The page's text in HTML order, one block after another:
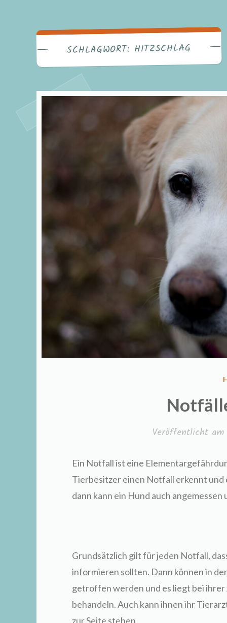
SCHLAGWORT: HITZSCHLAG
Veröffentlicht am
Ein Notfall ist eine
Tierbesitzer einen Notfall erkennt
dann kann ein Hund auch
Grundsätzlich gilt für jeden Notfall,
informieren sollten. Dann können in
getroffen werden und es liegt bei
behandeln. Auch kann ihnen ihr
zur Seite stehen.